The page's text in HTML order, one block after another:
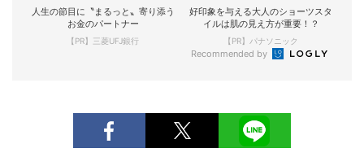
人生の節目に〝まるっと〟寄り添う
お金のパートナー
【PR】三菱UFJ銀行
好印象を与える大人のショーツスタ
イルは肌の見え方が重要！？
【PR】パナソニック
Recommended by